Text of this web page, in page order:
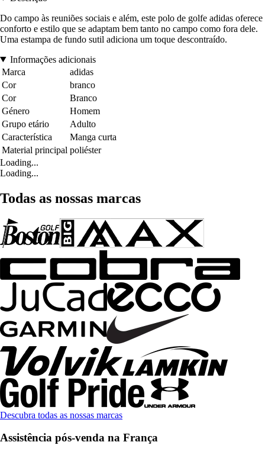
Do campo às reuniões sociais e além, este polo de golfe adidas oferece
conforto e estilo que se adaptam bem tanto no campo como fora dele.
Uma estampa de fundo sutil adiciona um toque descontraído.
Informações adicionais
Marca
adidas
Cor
branco
Cor
Branco
Género
Homem
Grupo etário
Adulto
Característica
Manga curta
Material principal poliéster
Loading...
Loading...
Todas as nossas marcas
Descubra todas as nossas marcas
Assistência pós-venda na França